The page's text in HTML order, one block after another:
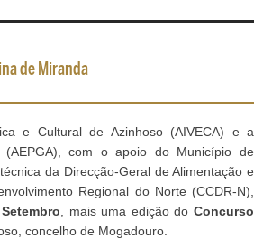
de Miranda
e Cultural de Azinhoso (AIVECA) e a
com o apoio do Município de
da Direcção-Geral de Alimentação e
Regional do Norte (CCDR-N),
, mais uma edição do Concurso
concelho de Mogadouro.